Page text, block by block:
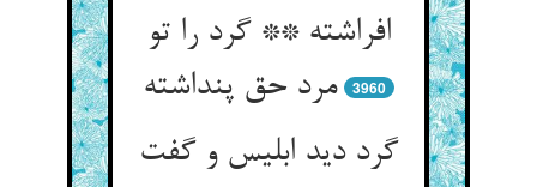
افراشته ** گرد را تو
3960
گرد دید ابلیس و گفت